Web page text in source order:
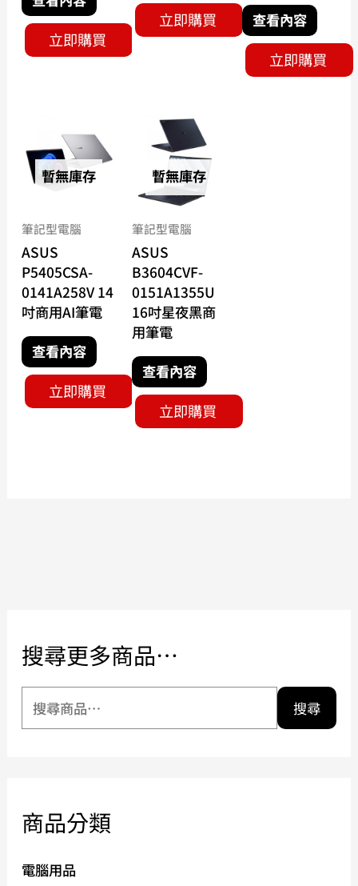
立即購買
立即購買 查看內容
立即購買
暫無庫存
筆記型電腦
ASUS
P5405CSA-
0141A258V 14
吋商用AI筆電
查看內容
立即購買
暫無庫存
筆記型電腦
ASUS
B3604CVF-
0151A1355U
16吋星夜黑商
用筆電
查看內容
立即購買
搜尋更多商品…
搜尋
商品分類
電腦用品